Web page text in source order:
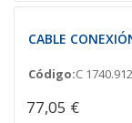
CABLE
Código:C 1740.912
77,05 €